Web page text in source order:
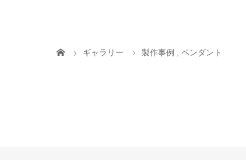
ギャラリー 製作事例 , ペンダント